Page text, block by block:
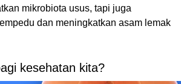
mikrobiota usus, tapi juga
dan meningkatkan asam lemak
kesehatan kita?